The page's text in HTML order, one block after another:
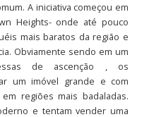
A iniciativa começou em
Heights- onde até pouco
mais baratos da região e
Obviamente sendo em um
de ascenção , os
um imóvel grande e com
regiões mais badaladas.
e tentam vender uma